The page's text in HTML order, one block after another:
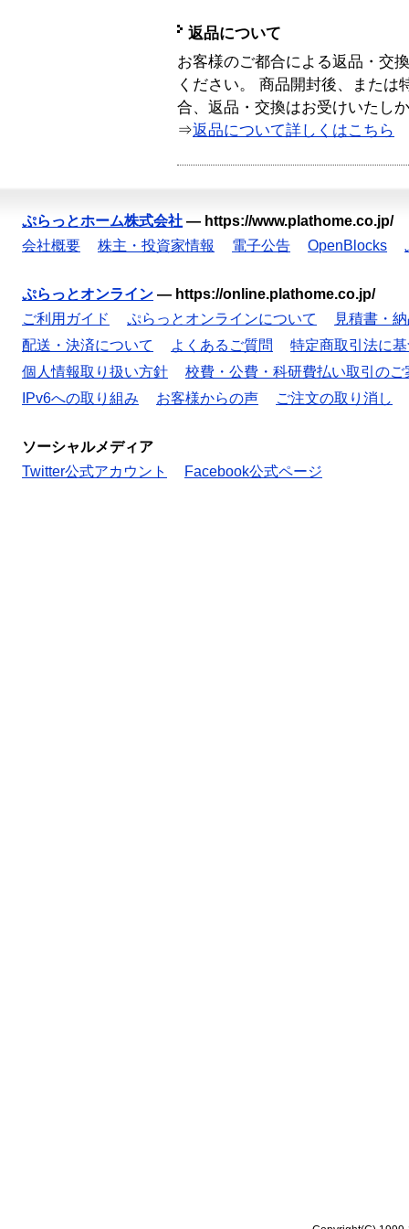
返品について
お客様のご都合による返品・交
ください。 商品開封後、または
合、返品・交換はお受けいたし
⇒返品について詳しくはこちら
ぷらっとホーム株式会社 — https://www.plathome.co.jp/
会社概要
株主・投資家情報 電子公告 OpenBlocks
ぷらっとオンライン — https://online.plathome.co.jp/
ご利用ガイド
ぷらっとオンラインについて
見積書・
配送・決済について
よくあるご質問
特定商取引法に
個人情報取り扱い方針
校費・公費・科研費払い取引のご
IPv6への取り組み
お客様からの声 ご注文の取り消し
ソーシャルメディア
Twitter公式アカウント
Facebook公式ページ